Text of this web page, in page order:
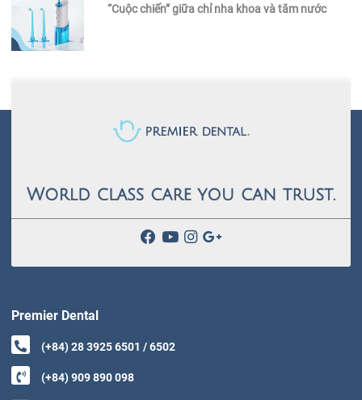
“Cuộc chiến” giữa chỉ nha khoa và tăm nước
Premier Dental
(+84) 28 3925 6501 / 6502
(+84) 909 890 098